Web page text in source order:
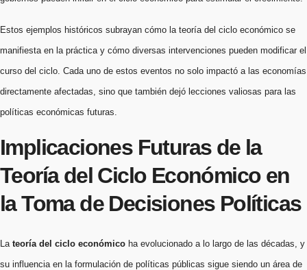
Estos ejemplos históricos subrayan cómo la teoría del ciclo económico se
manifiesta en la práctica y cómo diversas intervenciones pueden modificar el
curso del ciclo. Cada uno de estos eventos no solo impactó a las economías
directamente afectadas, sino que también dejó lecciones valiosas para las
políticas económicas futuras.
Implicaciones Futuras de la
Teoría del Ciclo Económico en
la Toma de Decisiones Políticas
La teoría del ciclo económico ha evolucionado a lo largo de las décadas, y
su influencia en la formulación de políticas públicas sigue siendo un área de